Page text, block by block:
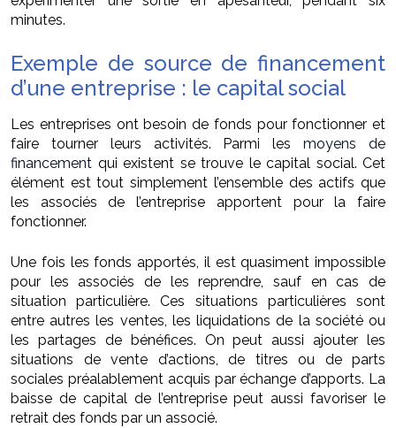
minutes.
Exemple de source de financement
d’une entreprise : le capital social
Les entreprises ont besoin de fonds pour fonctionner et
faire tourner leurs activités. Parmi lesmoyens de
financement qui existent se trouve le capital social. Cet
élément est tout simplement l’ensemble des actifs que
les associés de l’entreprise apportent pour la faire
fonctionner.
Une fois les fonds apportés, il est quasiment impossible
pour les associés de les reprendre, sauf en cas de
situation particulière. Ces situations particulières sont
entre autres les ventes, les liquidations de la société ou
les partages de bénéfices. On peut aussi ajouter les
situations de vente d’actions, de titres ou de parts
sociales préalablement acquis par échange d’apports. La
baisse de capital de l’entreprise peut aussi favoriser le
retrait des fonds par un associé.